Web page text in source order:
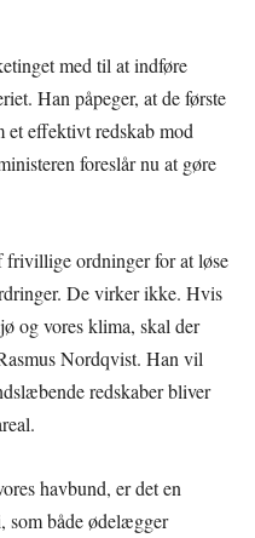
med til at indføre
Han påpeger, at de første
et effektivt redskab mod
foreslår nu at gøre
frivillige ordninger for at løse
De virker ikke. Hvis
og vores klima, skal der
Nordqvist. Han vil
redskaber bliver
havbund, er det en
som både ødelægger